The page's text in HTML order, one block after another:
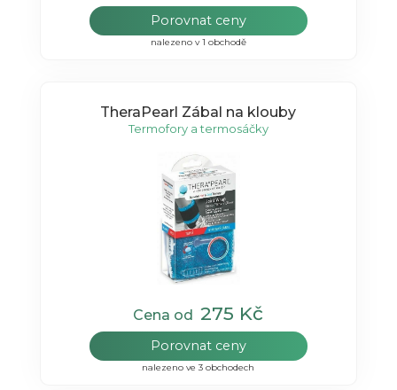
Porovnat ceny
nalezeno v 1 obchodě
TheraPearl Zábal na klouby
Termofory a termosáčky
Cena od275 Kč
Porovnat ceny
nalezeno ve 3 obchodech